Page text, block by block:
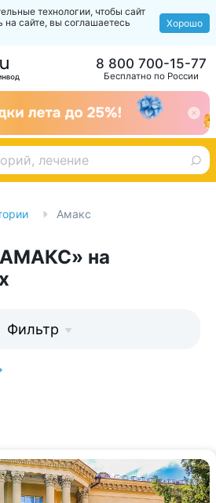
технологии, чтобы сайт
на сайте, вы соглашаетесь
Хорошо
Бесплатно по России
8 800 700-15-77
Амакс
на
Фильтр